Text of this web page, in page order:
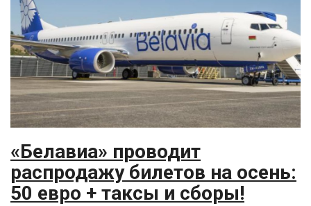
«Белавиа» проводит
распродажу билетов на осень:
50 евро + таксы и сборы!